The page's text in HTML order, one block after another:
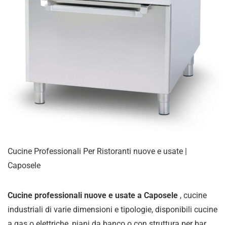
Cucine Professionali Per Ristoranti nuove e usate |
Caposele
Cucine professionali nuove e usate a Caposele , cucine
industriali di varie dimensioni e tipologie, disponibili cucine